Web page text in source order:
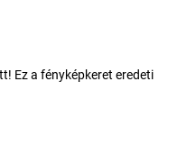
Ez a fényképkeret eredeti